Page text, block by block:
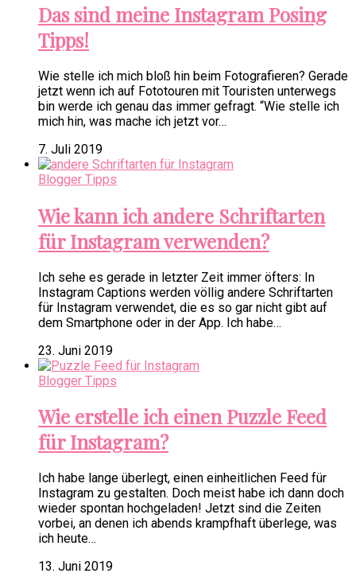
Das sind meine Instagram Posing
Tipps!
Wie stelle ich mich bloß hin beim Fotografieren? Gerade
jetzt wenn ich auf Fototouren mit Touristen unterwegs
bin werde ich genau das immer gefragt. “Wie stelle ich
mich hin, was mache ich jetzt vor…
7. Juli 2019
Blogger Tipps
Wie kann ich andere Schriftarten
für Instagram verwenden?
Ich sehe es gerade in letzter Zeit immer öfters: In
Instagram Captions werden völlig andere Schriftarten
für Instagram verwendet, die es so gar nicht gibt auf
dem Smartphone oder in der App. Ich habe…
23. Juni 2019
Blogger Tipps
Wie erstelle ich einen Puzzle Feed
für Instagram?
Ich habe lange überlegt, einen einheitlichen Feed für
Instagram zu gestalten. Doch meist habe ich dann doch
wieder spontan hochgeladen! Jetzt sind die Zeiten
vorbei, an denen ich abends krampfhaft überlege, was
ich heute…
13. Juni 2019